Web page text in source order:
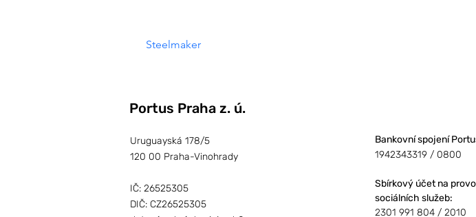
Steelmaker
Bankovní spojení
1942343319 / 0800
Sbírkový účetna
sociálních služeb:
2301 991 804 / 2010
Portus Praha z. ú.
Uruguayská 178/5
120 00 Praha-Vinohrady
IČ: 26525305
DIČ: CZ26525305